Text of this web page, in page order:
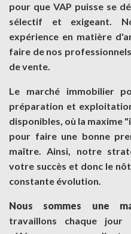
pour que VAP puisse se
sélectif et exigeant.
expérience en matière
faire de nos
de vente.
Le marché immobilier
préparation et
disponibles, où la maxime
pour faire une bonne
maître. Ainsi, notre
votre succès et donc le
constante évolution.
Nous sommes une
travaillons chaque